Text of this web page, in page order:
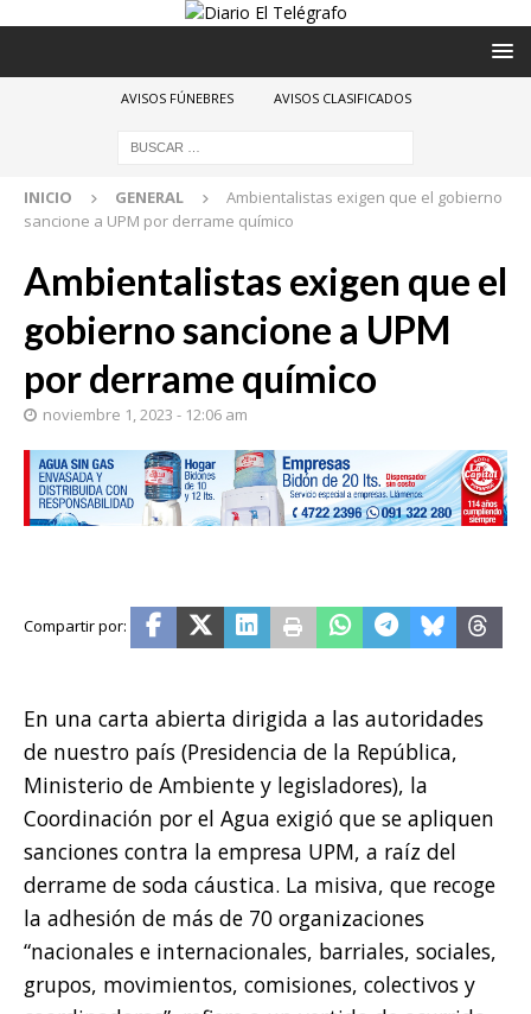
AVISOS FÚNEBRES AVISOS CLASIFICADOS
INICIO GENERAL
Ambientalistas exigen que el gobierno
sancione a UPM por derrame químico
Ambientalistas exigen que el
gobierno sancione a UPM
por derrame químico
noviembre 1, 2023 - 12:06 am
En una carta abierta dirigida a las autoridades
de nuestro país (Presidencia de la República,
Ministerio de Ambiente y legisladores), la
Coordinación por el Agua exigió que se apliquen
sanciones contra la empresa UPM, a raíz del
derrame de soda cáustica. La misiva, que recoge
la adhesión de más de 70 organizaciones
“nacionales e internacionales, barriales, sociales,
grupos, movimientos, comisiones, colectivos y